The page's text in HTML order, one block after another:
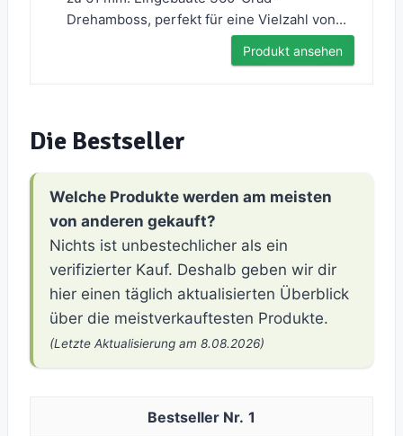
Drehamboss, perfekt für eine Vielzahl von...
Produkt ansehen
Die Bestseller
Welche Produkte werden am meisten
von anderen gekauft?
Nichts ist unbestechlicher als ein
verifizierter Kauf. Deshalb geben wir dir
hier einen täglich aktualisierten Überblick
über die meistverkauftesten Produkte.
(Letzte Aktualisierung am 8.08.2026)
1